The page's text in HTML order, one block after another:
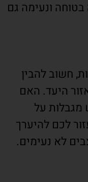
ונעימה גם
חשוב להבין
היעד. האם
מגבלות על
לכם להיערך
לא נעימים.